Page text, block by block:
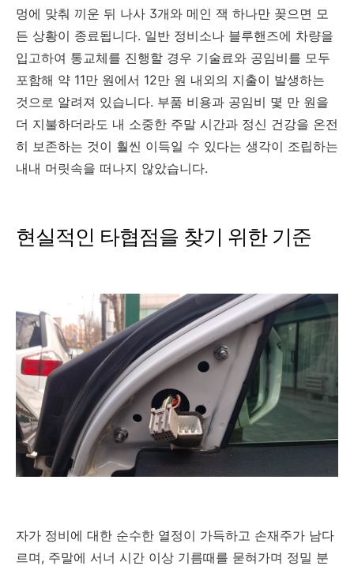
멍에 맞춰 끼운 뒤 나사 3개와 메인 잭 하나만 꽂으면 모
든 상황이 종료됩니다. 일반 정비소나 블루핸즈에 차량을
입고하여 통교체를 진행할 경우 기술료와 공임비를 모두
포함해 약 11만 원에서 12만 원 내외의 지출이 발생하는
것으로 알려져 있습니다. 부품 비용과 공임비 몇 만 원을
더 지불하더라도 내 소중한 주말 시간과 정신 건강을 온전
히 보존하는 것이 훨씬 이득일 수 있다는 생각이 조립하는
내내 머릿속을 떠나지 않았습니다.
현실적인 타협점을 찾기 위한 기준
자가 정비에 대한 순수한 열정이 가득하고 손재주가 남다
르며, 주말에 서너 시간 이상 기름때를 묻혀가며 정밀 분